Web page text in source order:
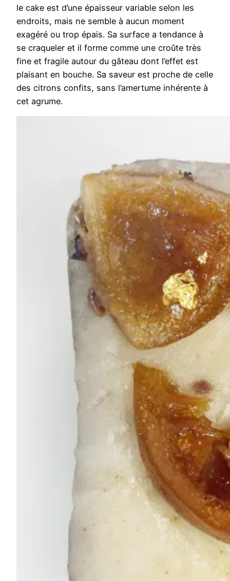
le cake est d’une épaisseur variable selon les
endroits, mais ne semble à aucun moment
exagéré ou trop épais. Sa surface a tendance à
se craqueler et il forme comme une croûte très
fine et fragile autour du gâteau dont l’effet est
plaisant en bouche. Sa saveur est proche de celle
des citrons confits, sans l’amertume inhérente à
cet agrume.